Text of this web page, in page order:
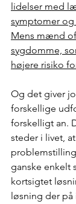
lidelser med
symptomer
Mens mænd
sygdomme,
højere risiko
Og det giver jo
forskellige
forskelligt an.
steder i livet,
ganske enkelt
kortsigtet
løsning der